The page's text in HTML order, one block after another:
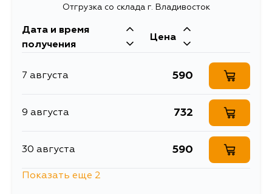
Длина упаковки, мм 60
Масса, кг
Описание Сайлентблок рычага
сайлентблоки рычагов
Toyota
Кузов Двигатель
NZE121, ZZE122, AZT240, NZT240,
ANE10, ZNE10, ANE10G, ZNE10G,
ZNE14, ZNE14G
1ZZFE, 1NZFE,
Отгрузка со склада г. Владивосток
Дата и время
получения
Цена
7 августа 590
9 августа 732
30 августа 590
Показать еще 2